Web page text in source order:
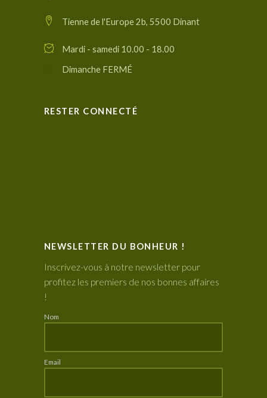
Tienne de l'Europe 2b, 5500 Dinant
Mardi - samedi 10.00 - 18.00
Dimanche FERMÉ
RESTER CONNECTÉ
NEWSLETTER DU BONHEUR !
Inscrivez-vous à notre newsletter pour
profitez les premiers de nos bonnes affaires
!
Nom
Email